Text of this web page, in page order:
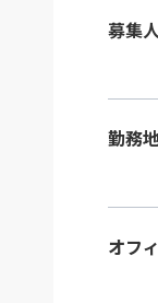
募集
勤務
オフ